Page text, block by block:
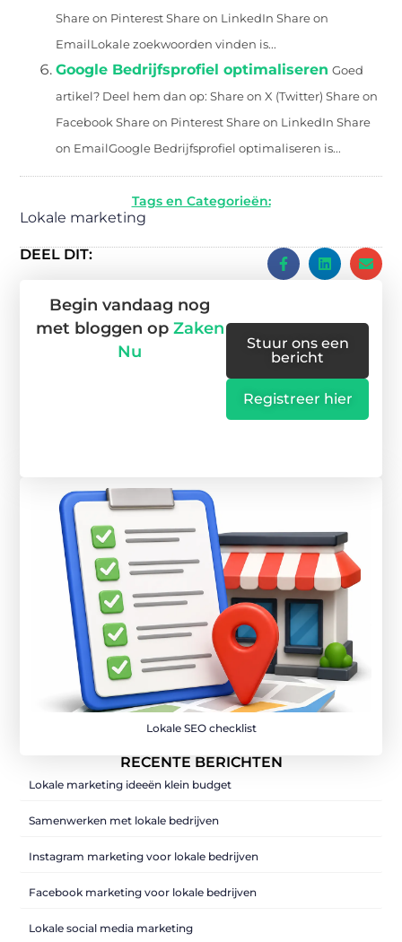
Share on Pinterest Share on LinkedIn Share on
EmailLokale zoekwoorden vinden is...
Google Bedrijfsprofiel optimaliseren Goed
artikel? Deel hem dan op: Share on X (Twitter) Share on
Facebook Share on Pinterest Share on LinkedIn Share
on EmailGoogle Bedrijfsprofiel optimaliseren is...
Tags en Categorieën:
Lokale marketing
DEEL DIT:
Lokale SEO checklist
RECENTE BERICHTEN
Lokale marketing ideeën klein budget
Samenwerken met lokale bedrijven
Instagram marketing voor lokale bedrijven
Facebook marketing voor lokale bedrijven
Lokale social media marketing
Begin vandaag nog
met bloggen op Zaken
Nu
Stuur ons een
bericht
Registreer hier